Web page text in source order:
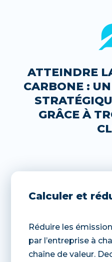
ATTEINDRE
CARBONE :
GRÂCE À
Calculer et
Réduire les
par l’entreprise à
chaîne de valeur.